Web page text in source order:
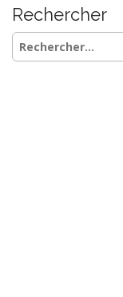
Rechercher
Rechercher :